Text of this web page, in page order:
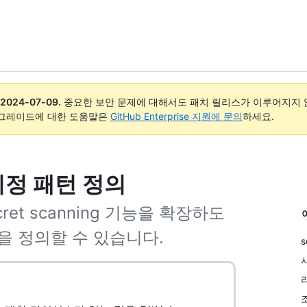
2024-07-09. 중요한 보안 문제에 대해서도 패치 릴리스가 이루어지
레이드에 대한 도움말은 GitHub Enterprise 지원에 문의하세요.
패턴 정의
scanning 기능을 확장하도
정의할 수 있습니다.